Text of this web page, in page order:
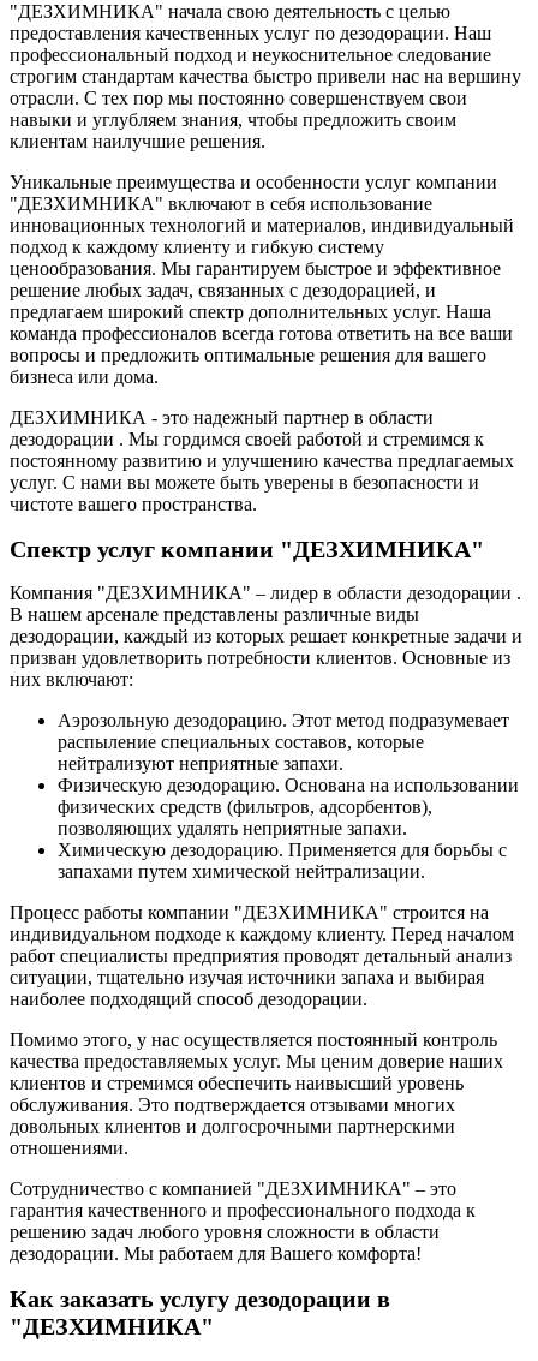
"ДЕЗХИМНИКА" начала свою деятельность с целью
предоставления качественных услуг по дезодорации. Наш
профессиональный подход и неукоснительное следование
строгим стандартам качества быстро привели нас на вершину
отрасли. С тех пор мы постоянно совершенствуем свои
навыки и углубляем знания, чтобы предложить своим
клиентам наилучшие решения.
Уникальные преимущества и особенности услуг компании
"ДЕЗХИМНИКА" включают в себя использование
инновационных технологий и материалов, индивидуальный
подход к каждому клиенту и гибкую систему
ценообразования. Мы гарантируем быстрое и эффективное
решение любых задач, связанных с дезодорацией, и
предлагаем широкий спектр дополнительных услуг. Наша
команда профессионалов всегда готова ответить на все ваши
вопросы и предложить оптимальные решения для вашего
бизнеса или дома.
ДЕЗХИМНИКА - это надежный партнер в области
дезодорации . Мы гордимся своей работой и стремимся к
постоянному развитию и улучшению качества предлагаемых
услуг. С нами вы можете быть уверены в безопасности и
чистоте вашего пространства.
Спектр услуг компании "ДЕЗХИМНИКА"
Компания "ДЕЗХИМНИКА" – лидер в области дезодорации .
В нашем арсенале представлены различные виды
дезодорации, каждый из которых решает конкретные задачи и
призван удовлетворить потребности клиентов. Основные из
них включают:
Аэрозольную дезодорацию. Этот метод подразумевает
распыление специальных составов, которые
нейтрализуют неприятные запахи.
Физическую дезодорацию. Основана на использовании
физических средств (фильтров, адсорбентов),
позволяющих удалять неприятные запахи.
Химическую дезодорацию. Применяется для борьбы с
запахами путем химической нейтрализации.
Процесс работы компании "ДЕЗХИМНИКА" строится на
индивидуальном подходе к каждому клиенту. Перед началом
работ специалисты предприятия проводят детальный анализ
ситуации, тщательно изучая источники запаха и выбирая
наиболее подходящий способ дезодорации.
Помимо этого, у нас осуществляется постоянный контроль
качества предоставляемых услуг. Мы ценим доверие наших
клиентов и стремимся обеспечить наивысший уровень
обслуживания. Это подтверждается отзывами многих
довольных клиентов и долгосрочными партнерскими
отношениями.
Сотрудничество с компанией "ДЕЗХИМНИКА" – это
гарантия качественного и профессионального подхода к
решению задач любого уровня сложности в области
дезодорации. Мы работаем для Вашего комфорта!
Как заказать услугу дезодорации в
"ДЕЗХИМНИКА"